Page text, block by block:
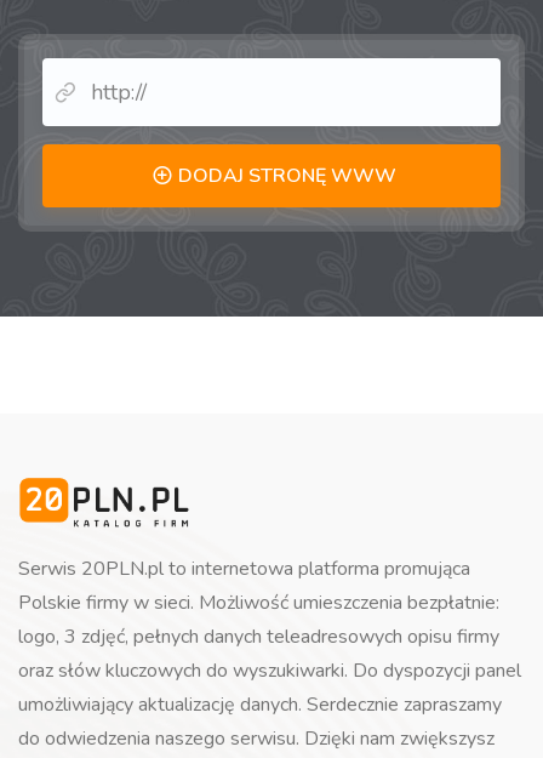
DODAJ STRONĘ WWW
Serwis 20PLN.pl to internetowa platforma promująca
Polskie firmy w sieci. Możliwość umieszczenia bezpłatnie:
logo, 3 zdjęć, pełnych danych teleadresowych opisu firmy
oraz słów kluczowych do wyszukiwarki. Do dyspozycji panel
umożliwiający aktualizację danych. Serdecznie zapraszamy
do odwiedzenia naszego serwisu. Dzięki nam zwiększysz